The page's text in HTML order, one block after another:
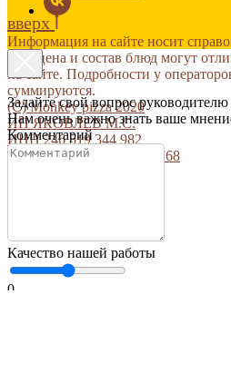
вверх
Информация на сайте носит
вид, цена и состав блюд могут
на сайте. Подробности у
суммируются.
(С) Monkey pizza 2020
ИП ЯКОВЛЕВ М.С.
ИНН 246 519 344 982
ОГРНИП 320246800007768
Задайте свой вопрос руководителю
Нам очень важно знать ваше
Комментарий
Качество нашей работы
0